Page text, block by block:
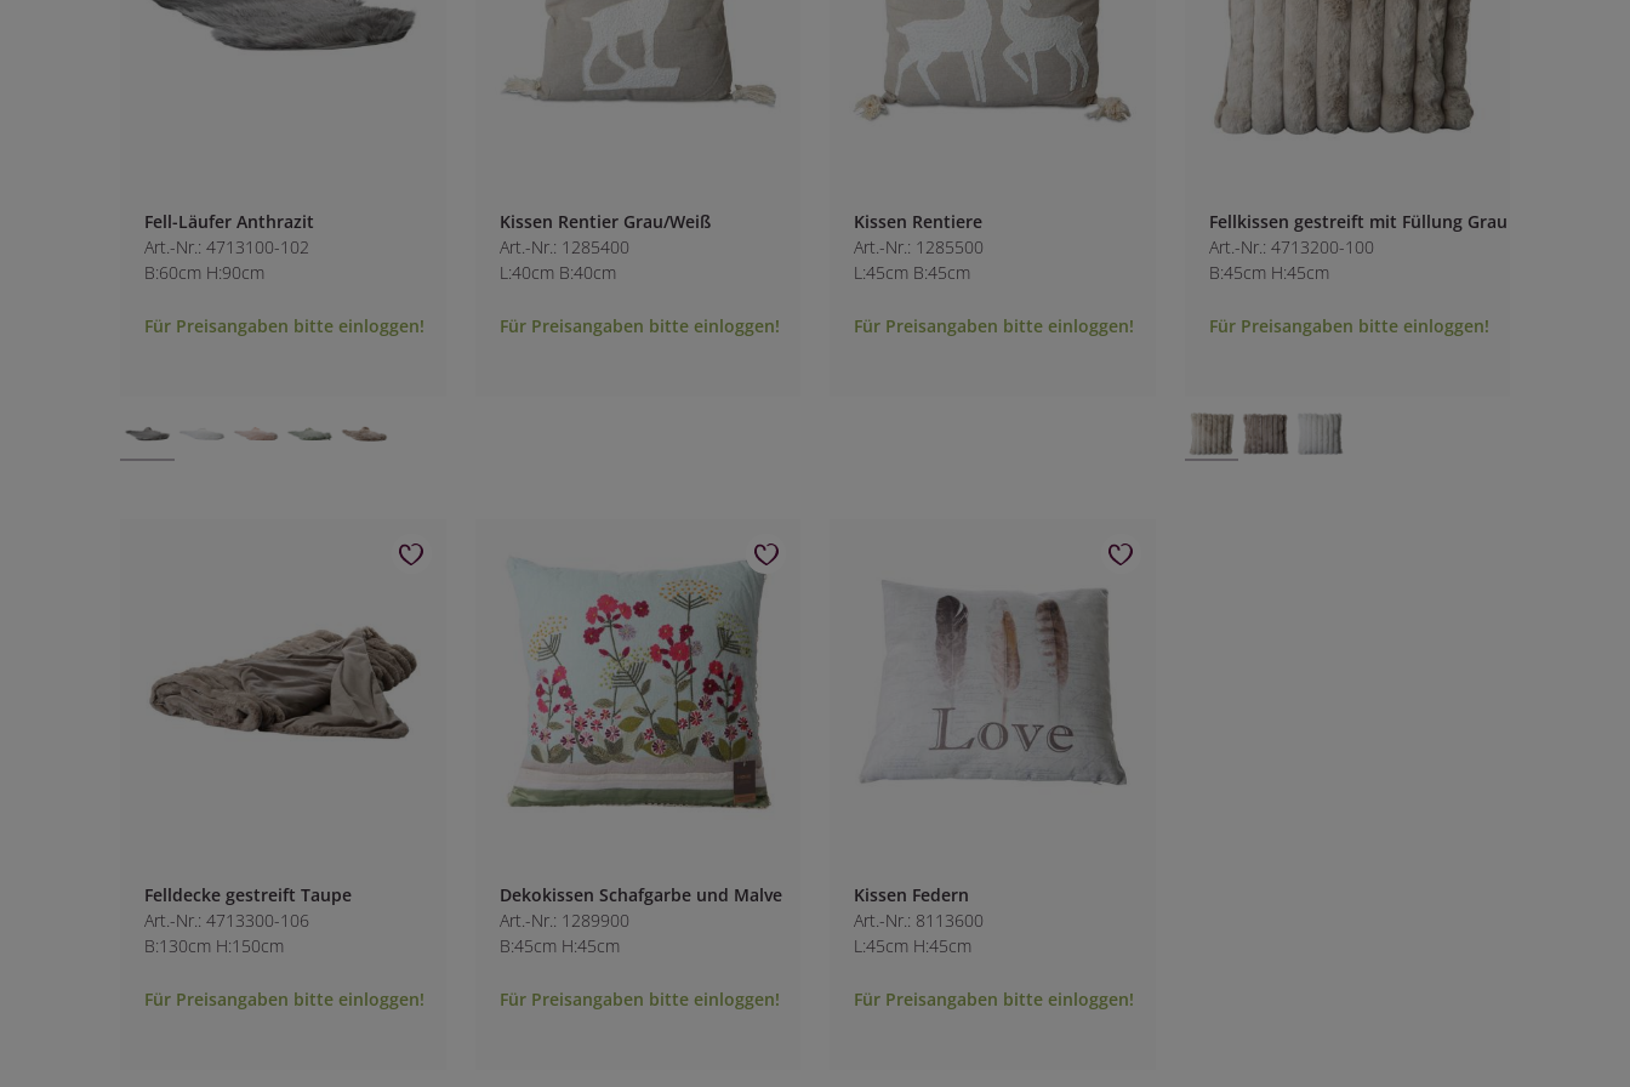
Fell-Läufer Anthrazit
Art.-Nr.: 4713100-102
B:60cm H:90cm
Für Preisangaben bitte einloggen!
Kissen Rentier Grau/Weiß
Art.-Nr.: 1285400
L:40cm B:40cm
Für Preisangaben bitte einloggen!
Kissen Rentiere
Art.-Nr.: 1285500
L:45cm B:45cm
Für Preisangaben bitte einloggen!
Fellkissen gestreift mit Füllung Grau
Art.-Nr.: 4713200-100
B:45cm H:45cm
Für Preisangaben bitte einloggen!
Felldecke gestreift Taupe
Art.-Nr.: 4713300-106
B:130cm H:150cm
Für Preisangaben bitte einloggen!
Dekokissen Schafgarbe und Malve
Art.-Nr.: 1289900
B:45cm H:45cm
Für Preisangaben bitte einloggen!
Kissen Federn
Art.-Nr.: 8113600
L:45cm H:45cm
Für Preisangaben bitte einloggen!